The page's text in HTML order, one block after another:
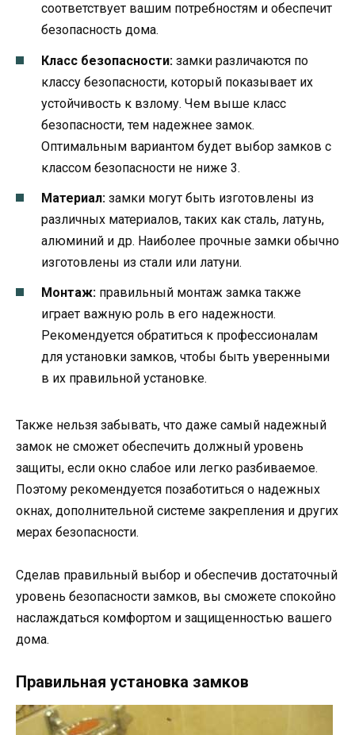
соответствует вашим потребностям и обеспечит
безопасность дома.
Класс безопасности: замки различаются по
классу безопасности, который показывает их
устойчивость к взлому. Чем выше класс
безопасности, тем надежнее замок.
Оптимальным вариантом будет выбор замков с
классом безопасности не ниже 3.
Материал: замки могут быть изготовлены из
различных материалов, таких как сталь, латунь,
алюминий и др. Наиболее прочные замки обычно
изготовлены из стали или латуни.
Монтаж: правильный монтаж замка также
играет важную роль в его надежности.
Рекомендуется обратиться к профессионалам
для установки замков, чтобы быть уверенными
в их правильной установке.
Также нельзя забывать, что даже самый надежный
замок не сможет обеспечить должный уровень
защиты, если окно слабое или легко разбиваемое.
Поэтому рекомендуется позаботиться о надежных
окнах, дополнительной системе закрепления и других
мерах безопасности.
Сделав правильный выбор и обеспечив достаточный
уровень безопасности замков, вы сможете спокойно
наслаждаться комфортом и защищенностью вашего
дома.
Правильная установка замков